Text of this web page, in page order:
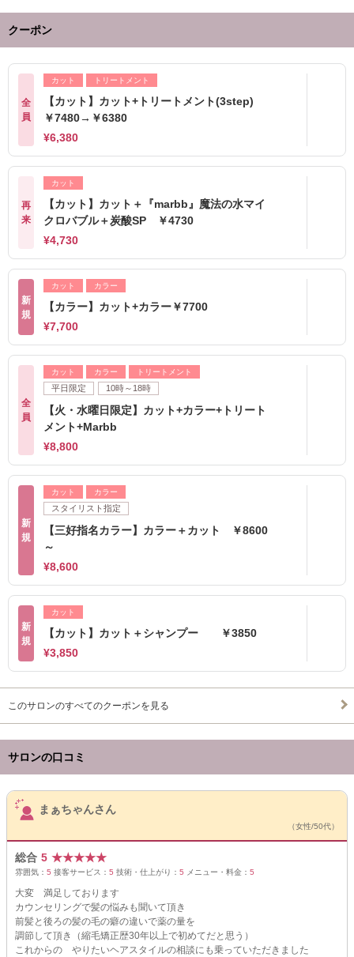
クーポン
全
員
カット トリートメント
【カット】カット+トリートメント(3step)
￥7480→￥6380
¥6,380
再
来
カット
【カット】カット＋『marbb』魔法の水マイ
クロバブル＋炭酸SP ￥4730
¥4,730
新
規
カット カラー
【カラー】カット+カラー￥7700
¥7,700
全
員
カット カラー トリートメント
平日限定 10時～18時
【火・水曜日限定】カット+カラー+トリート
メント+Marbb
¥8,800
新
規
カット カラー
スタイリスト指定
【三好指名カラー】カラー＋カット ￥8600
～
¥8,600
新
規
カット
【カット】カット＋シャンプー ￥3850
¥3,850
このサロンのすべてのクーポンを見る
サロンの口コミ
サロンPick Up
まぁちゃんさん
（女性/50代）
総合 5 ★★★★★
雰囲気： 5 接客サービス： 5 技術・仕上がり： 5 メニュー・料金： 5
大変 満足しております
カウンセリングで髪の悩みも聞いて頂き
前髪と後ろの髪の毛の癖の違いで薬の量を
調節して頂き（縮毛矯正歴30年以上で初めてだと思う）
これからの やりたいヘアスタイルの相談にも乗っていただきました